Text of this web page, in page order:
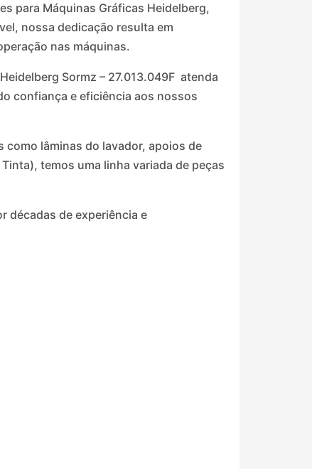
para Máquinas Gráficas Heidelberg,
nossa dedicação resulta em
nas máquinas.
Sormz – 27.013.049F atenda
confiança e eficiência aos nossos
como lâminas do lavador, apoios de
temos uma linha variada de peças
décadas de experiência e